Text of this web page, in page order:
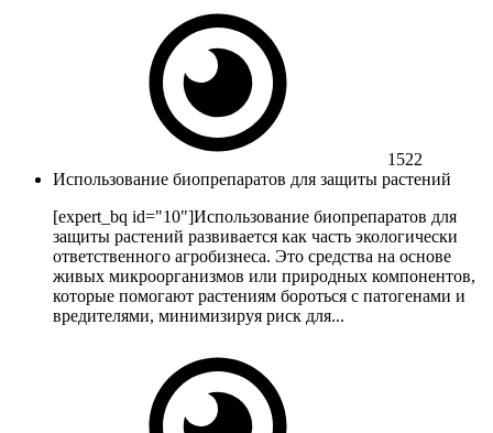
1522
Использование биопрепаратов для защиты растений
[expert_bq id="10"]Использование биопрепаратов для
защиты растений развивается как часть экологически
ответственного агробизнеса. Это средства на основе
живых микроорганизмов или природных компонентов,
которые помогают растениям бороться с патогенами и
вредителями, минимизируя риск для...